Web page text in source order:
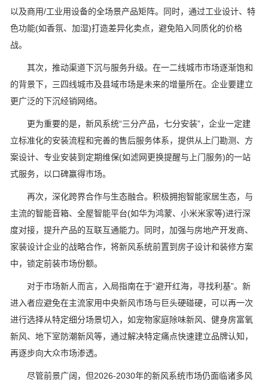
以及商用/工业用设备的全场景产品矩阵。同时，通过工业设计、特
色功能(如香氛、加湿)打造差异化卖点，避免陷入同质化的价格
战。
其次，推动渠道下沉与服务升级。在一二线城市市场逐渐饱和
的背景下，三四线城市及县域市场是未来的增量所在。企业要建立
更广泛的下沉经销网络。
更为重要的是，新风系统“三分产品，七分安装”，企业一定建
立标准化的安装流程和完善的售后服务体系，提供从上门勘测、方
案设计、专业安装到定期维保(如滤网更换提醒与上门服务)的一站
式服务，以口碑赢得市场。
再次，深化跨界合作与生态融合。积极拥抱智能家居生态，与
主流的智能音箱、全屋智能平台(如华为鸿蒙、小米米家等)进行深
度对接，提升产品的互联互通能力。同时，加强与房地产开发商、
家装设计企业的战略合作，将新风系统前置到房子设计和装修方案
中，锁定前装市场份额。
对于市场新人而言，入局指南在于“避开红海，寻找利基”。新
进入者应避免在主流家用中央新风市场与巨头硬碰硬，可以再一次
进行选择从特定细分场景切入，如宠物家庭除味新风、健身房富氧
新风、地下室防潮新风等，通过解决特定痛点快速建立品牌认知，
再逐步向大众市场渗透。
尽管前景广阔，但2026-2030年的新风系统市场仍面临诸多风